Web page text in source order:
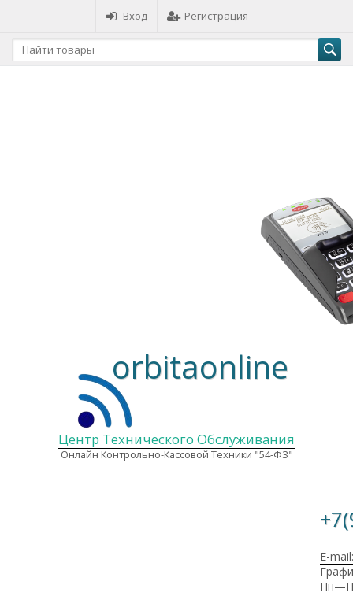
Вход Регистрация
Центр Технического Обслуживания
Онлайн Контрольно-Кассовой Техники "54-ФЗ"
orbitaonline
E-